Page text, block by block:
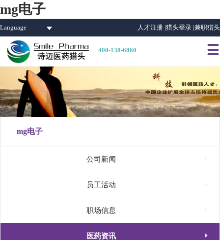
mg电子
Language 人才注册 |猎头登录 |兼职猎头
400-138-6860 
mg电子
公司新闻
员工活动
职场信息
医药资讯 